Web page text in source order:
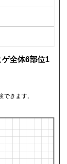
ゲ全体6部位1
きます。